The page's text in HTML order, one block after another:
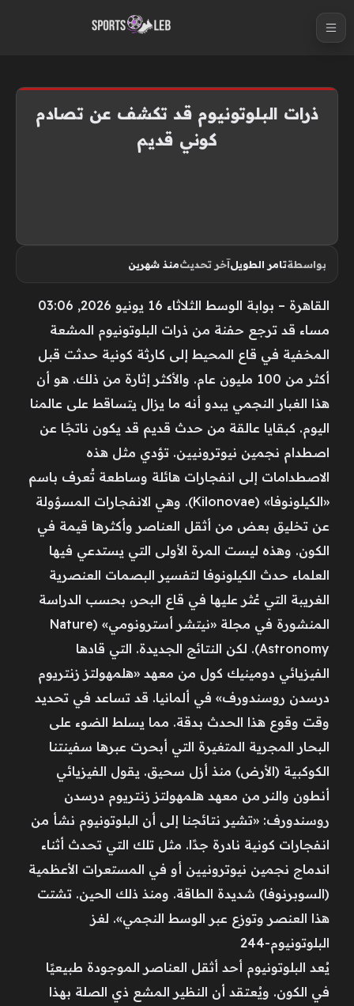
ذرات البلوتونيوم قد تكشف عن تصادم
كوني قديم
بواسطةتامر الطويلآخر تحديثمنذ شهرين
القاهرة – بوابة الوسط الثلاثاء 16 يونيو 2026, 03:06
مساء قد ترجع حفنة من ذرات البلوتونيوم المشعة
المخفية في قاع المحيط إلى كارثة كونية حدثت قبل
أكثر من 100 مليون عام. والأكثر إثارة من ذلك. هو أن
هذا الغبار النجمي يبدو أنه ما يزال يتساقط على عالمنا
اليوم. كبقايا عالقة من حدث قديم قد يكون ناتجًا عن
اصطدام نجمين نيوترونيين. تؤدي مثل هذه
الاصطدامات إلى انفجارات هائلة وساطعة تُعرف باسم
«الكيلونوفا» (Kilonovae). وهي الانفجارات المسؤولة
عن تخليق بعض من أثقل العناصر وأكثرها قيمة في
الكون. وهذه ليست المرة الأولى التي يستدعي فيها
العلماء حدث الكيلونوفا لتفسير البصمات العنصرية
الغريبة التي عُثر عليها في قاع البحر، بحسب الدراسة
المنشورة في مجلة «نيتشر أسترونومي» (Nature
Astronomy). لكن النتائج الجديدة. التي قادها
الفيزيائي دومينيك كول من معهد «هلمهولتز زنتريوم
درسدن روسندورف» في ألمانيا. قد تساعد في تحديد
وقت وقوع هذا الحدث بدقة. مما يسلط الضوء على
البحار المجرية المتغيرة التي أبحرت عبرها سفينتنا
الكوكبية (الأرض) منذ أزل سحيق. يقول الفيزيائي
أنطون والنر من معهد هلمهولتز زنتريوم درسدن
روسندورف: «تشير نتائجنا إلى أن البلوتونيوم نشأ من
انفجارات كونية نادرة جدًا. مثل تلك التي تحدث أثناء
اندماج نجمين نيوترونيين أو في المستعرات الأعظمية
(السوبرنوفا) شديدة الطاقة. ومنذ ذلك الحين. تشتت
هذا العنصر وتوزع عبر الوسط النجمي». لغز
البلوتونيوم-244
يُعد البلوتونيوم أحد أثقل العناصر الموجودة طبيعيًا
في الكون. ويُعتقد أن النظير المشع ذي الصلة بهذا